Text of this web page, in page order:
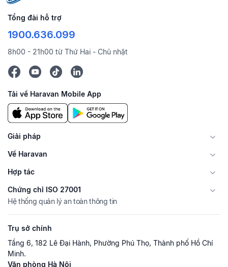
Tổng đài hỗ trợ
1900.636.099
8h00 - 21h00 từ Thứ Hai - Chủ nhật
Tải về Haravan Mobile App
Giải pháp
Về Haravan
Hợp tác
Chứng chỉ ISO 27001
Hệ thống quản lý an toàn thông tin
Trụ sở chính
Tầng 6, 182 Lê Đại Hành, Phường Phú Thọ, Thành phố Hồ Chí
Minh.
Văn phòng Hà Nội